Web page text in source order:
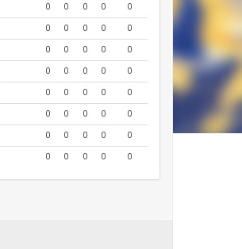
0 0 0 0
0
0 0 0 0
0
0 0 0 0
0
0 0 0 0
0
0 0 0 0
0
0 0 0 0
0
0 0 0 0
0
0 0 0 0 0